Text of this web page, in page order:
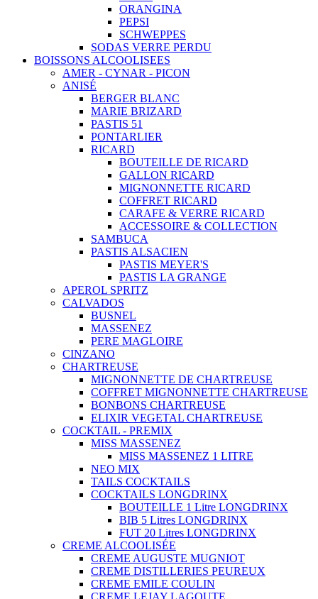
ORANGINA
PEPSI
SCHWEPPES
SODAS VERRE PERDU
BOISSONS ALCOOLISEES
AMER - CYNAR - PICON
ANISÉ
BERGER BLANC
MARIE BRIZARD
PASTIS 51
PONTARLIER
RICARD
BOUTEILLE DE RICARD
GALLON RICARD
MIGNONNETTE RICARD
COFFRET RICARD
CARAFE & VERRE RICARD
ACCESSOIRE & COLLECTION
SAMBUCA
PASTIS ALSACIEN
PASTIS MEYER'S
PASTIS LA GRANGE
APEROL SPRITZ
CALVADOS
BUSNEL
MASSENEZ
PERE MAGLOIRE
CINZANO
CHARTREUSE
MIGNONNETTE DE CHARTREUSE
COFFRET MIGNONNETTE CHARTREUSE
BONBONS CHARTREUSE
ELIXIR VEGETAL CHARTREUSE
COCKTAIL - PREMIX
MISS MASSENEZ
MISS MASSENEZ 1 LITRE
NEO MIX
TAILS COCKTAILS
COCKTAILS LONGDRINX
BOUTEILLE 1 Litre LONGDRINX
BIB 5 Litres LONGDRINX
FUT 20 Litres LONGDRINX
CREME ALCOOLISÉE
CREME AUGUSTE MUGNIOT
CREME DISTILLERIES PEUREUX
CREME EMILE COULIN
CREME LEJAY LAGOUTE